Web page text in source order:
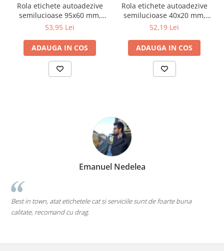
Rola etichete autoadezive
semilucioase 95x60 mm,
adeziv permanent, 1000
53,95 Lei
ADAUGA IN COS
Rola etichete autoadezive
semilucioase 40x20 mm,
adeziv permanent, 8000
52,19 Lei
ADAUGA IN COS
Emanuel Nedelea
Best in town, atat etichetele cat si serviciile sunt de foarte buna
calitate, recomand cu drag.